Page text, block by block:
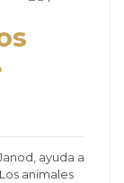
ayuda a
animales